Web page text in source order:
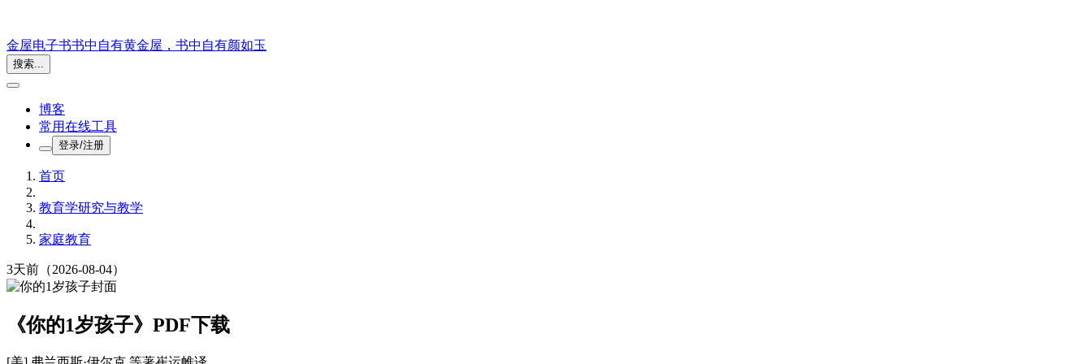
金屋电子书书中自有黄金屋，书中自有颜如玉
搜索...
博客
常用在线工具
登录/注册
首页
教育学研究与教学
家庭教育
3天前 （2026-08-04）
《你的1岁孩子》PDF下载